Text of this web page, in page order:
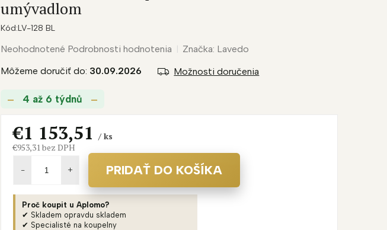
4 až 6 týdnů
Môžeme doručiť do: 30.09.2026 Možnosti doručenia
umývadlom
Kód:LV-128 BL
Priemerné
produktu
0,0
hviezdičiek.
Neohodnotené Podrobnosti hodnotenia Značka: Lavedo
€1 153,51/ ks
€953,31 bez DPH
PRIDAŤ DO KOŠÍKA
Proč koupit u Aplomo?
✔ Skladem opravdu skladem
✔ Specialisté na koupelny